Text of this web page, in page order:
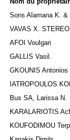
Sons Alamana K. &
VAVAS X.
AFOI Voulgari
GALLIS Vasil.
GKOUNIS Antonios
IATROPOULOS
Bus SA, Larissa N.
KARALARIOTIS
KOUFODIMOU